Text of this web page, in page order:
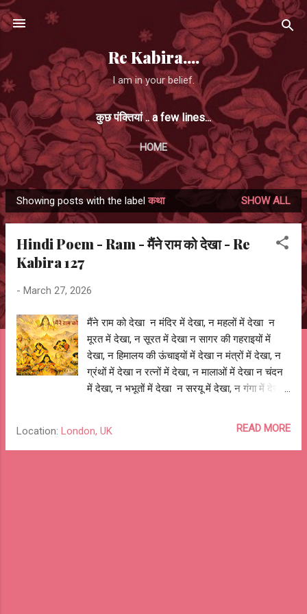
Skip to main content
Re Kabira....
I am in your belief.
कुछ पंक्तियां .. a few lines...
HOME
P
o
Showing posts with the labelकथा SHOW ALL
Hindi Poem - Ram - मैंने राम को देखा - Re
Kabira 127
- March 27, 2026
मैंने राम को देखा न मंदिर में देखा, न महलों में देखा न
मूरत में देखा, न सूरत में देखा न सागर की गहराइयों में
देखा, न हिमालय की ऊंचाइयों में देखा न मंत्रों में देखा, न
ग्रंथों में देखा न रत्नों में देखा, न मालाओं में देखा न चंदन
में देखा, न भभूतों में देखा न सरयू में देखा, न गंगा में देखा
देखा, न शक्ति गर्जनों में देखा मैंने राम को देखा, पिता की
चिंता में, माँ की ममता में, पत्नी की शिकायत में, बच्चों की
चाहत में, मैंने राम को देखा, दास लगे तुलसी के नाम में,
Location: London, UK READ MORE